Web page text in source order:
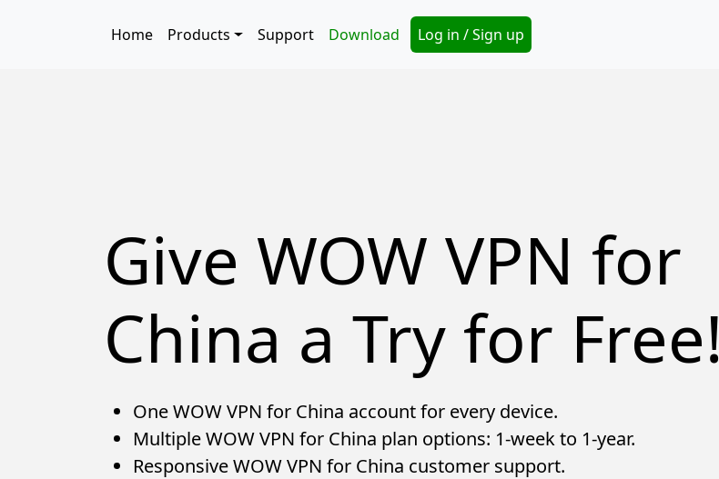
Main navigation
Home Products Support Download Secondary Menu
Log in / Sign up
Give WOW VPN for
China a Try for Free!
One WOW VPN for China account for every device.
Multiple WOW VPN for China plan options: 1-week to 1-year.
Responsive WOW VPN for China customer support.